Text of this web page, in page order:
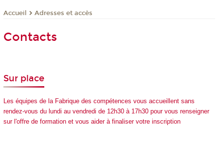
Accueil Adresses et accès
Contacts
Sur place
Les équipes de la Fabrique des compétences vous accueillent sans
rendez-vous du lundi au vendredi de 12h30 à 17h30 pour vous renseigner
sur l'offre de formation et vous aider à finaliser votre inscription